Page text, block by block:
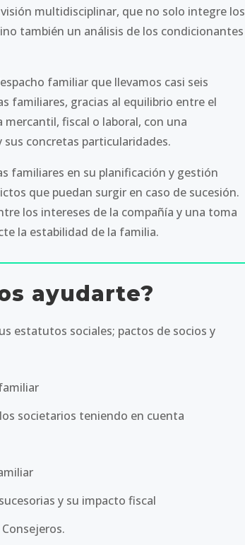
multidisciplinar, que no solo integre los
también un análisis de los condicionantes
familiar que llevamos casi seis
familiares, gracias al equilibrio entre el
fiscal o laboral, con una
sus concretas particularidades.
familiares en su planificación y gestión
que puedan surgir en caso de sucesión.
los intereses de la compañía y una toma
la estabilidad de la familia.
ayudarte?
estatutos sociales; pactos de socios y
societarios teniendo en cuenta
y su impacto fiscal